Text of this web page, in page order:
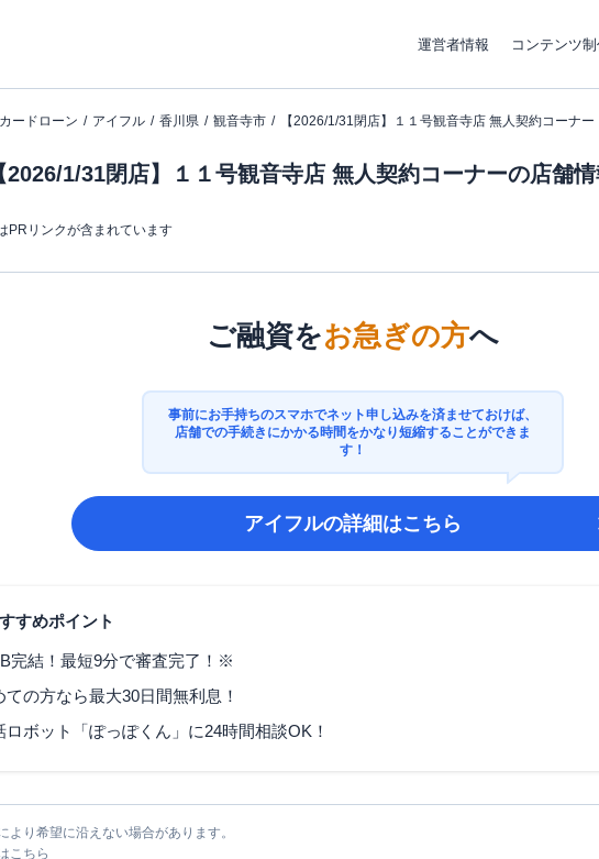
運営者情報 コンテンツ
カードローン アイフル 香川県 観音寺市 【2026/1/31閉店】１１号観音寺店 無人契約コーナー
2026/1/31閉店】１１号観音寺店 無人契約コーナーの店舗情
PRリンクが含まれています
ご融資をお急ぎの方へ
事前にお手持ちのスマホでネット申し込みを済ませておけば、
店舗での手続きにかかる時間をかなり短縮することができま
す！
アイフルの詳細はこちら
すめポイント
完結！最短9分で審査完了！※
ての方なら最大30日間無利息！
ロボット「ぽっぽくん」に24時間相談OK！
より希望に沿えない場合があります。
こちら